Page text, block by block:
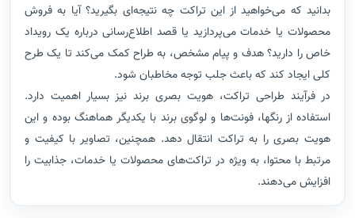
بدانید که می‌خواهید از این تراکت چه نتیجه‌ای بگیرید؟ آیا به فروش
محصولات یا خدمات می‌پردازید یا قصد اطلاع‌رسانی درباره یک رویداد
خاص را دارید؟ هدف و پیام مشخص، به طراح کمک می‌کند تا یک طرح
کلی ایجاد کند که باعث جلب توجه مخاطبان شود.
در فرآیند طراحی تراکت، هویت بصری برند نیز بسیار اهمیت دارد.
استفاده از رنگها، فونت‌ها و لوگوی برند با یکدیگر هماهنگ بوده و این
هویت بصری را به تراکت انتقال دهد. همچنین، تصاویر با کیفیت و
مرتبط با محتوا، به ویژه در تراکت‌های محصولات یا خدمات، جذابیت را
افزایش می‌دهند.